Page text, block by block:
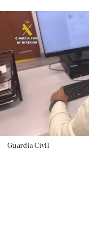
Guardia Civil